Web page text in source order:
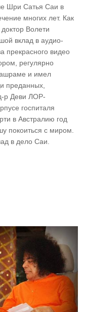
Шри Сатья Саи в
многих лет. Как
Волети
вклад в аудио-
прекрасного видео
регулярно
ашраме и имел
преданных,
р Деви ЛОР-
госпиталя
в Австралию год
покоиться с миром.
в дело Саи.